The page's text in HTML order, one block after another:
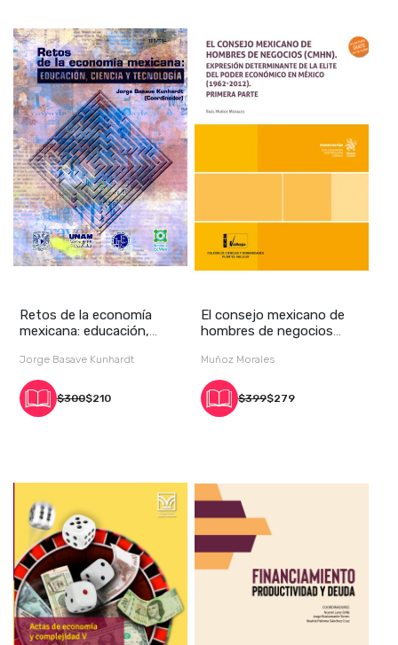
Retos de la economía
mexicana: educación,
Jorge Basave Kunhardt
$300$210
El consejo mexicano de
hombres de negocios
Muñoz Morales
$399$279